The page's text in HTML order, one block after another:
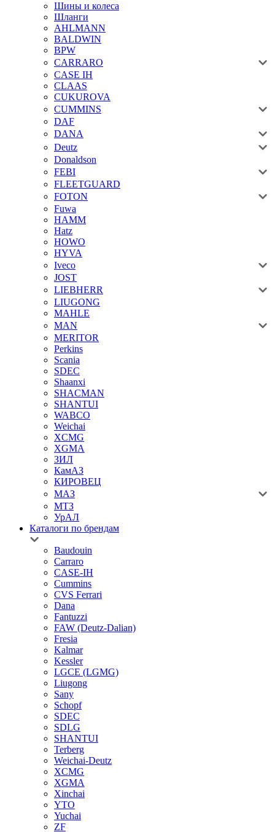
Шины и колеса
Шланги
AHLMANN
BALDWIN
BPW
CARRARO
CASE IH
CLAAS
CUKUROVA
CUMMINS
DAF
DANA
Deutz
Donaldson
FEBI
FLEETGUARD
FOTON
Fuwa
HAMM
Hatz
HOWO
HYVA
Iveco
JOST
LIEBHERR
LIUGONG
MAHLE
MAN
MERITOR
Perkins
Scania
SDEC
Shaanxi
SHACMAN
SHANTUI
WABCO
Weichai
XCMG
XGMA
ЗИЛ
КамАЗ
КИРОВЕЦ
МАЗ
МТЗ
УрАЛ
Каталоги по брендам
Baudouin
Carraro
CASE-IH
Cummins
CVS Ferrari
Dana
Fantuzzi
FAW (Deutz-Dalian)
Fresia
Kalmar
Kessler
LGCE (LGMG)
Liugong
Sany
Schopf
SDEC
SDLG
SHANTUI
Terberg
Weichai-Deutz
XCMG
XGMA
Xinchai
YTO
Yuchai
ZF